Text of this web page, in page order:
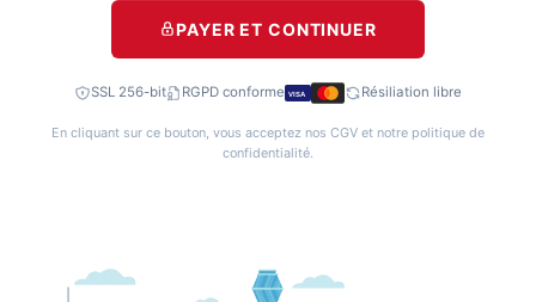
PAYER ET CONTINUER
SSL 256-bit RGPD conforme VISA Résiliation libre
En cliquant sur ce bouton, vous acceptez nos CGV et notre politique de
confidentialité